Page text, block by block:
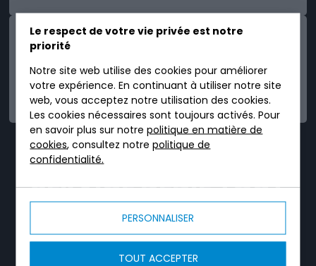
Le respect de votre vie privée est notre
priorité
Notre site web utilise des cookies pour améliorer
votre expérience. En continuant à utiliser notre site
web, vous acceptez notre utilisation des cookies.
Les cookies nécessaires sont toujours activés. Pour
en savoir plus sur notrepolitique en matière de
cookies, consultez notrepolitique de
confidentialité.
PERSONNALISER
TOUT ACCEPTER
FIABLE
TRICEL, C'EST UN
SERVICE DÉDIÉ TOUT
AU LONG DE VOTRE
PROJET.